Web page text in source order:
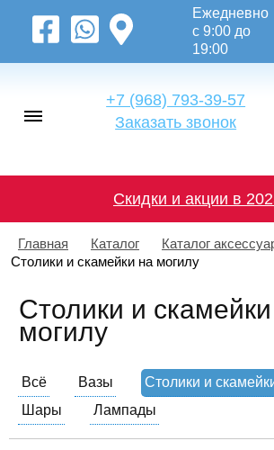
Ежедневно
с 9:00 до
19:00
+7 (968) 793-39-57
Заказать звонок
Скидки и акции в
Главная Каталог
Каталог
Столики и скамейки на могилу
Столики и
могилу
Всё Вазы
Столики и
Шары
Лампады